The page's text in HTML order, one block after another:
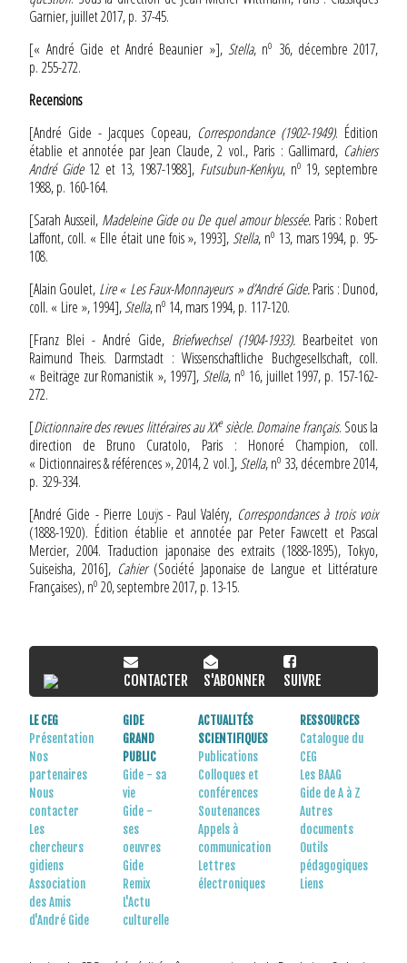
Garnier, juillet 2017, p. 37-45.
[« André Gide et André Beaunier »], Stella, no 36, décembre 2017,
p. 255-272.
Recensions
[André Gide - Jacques Copeau, Correspondance (1902-1949). Édition
établie et annotée par Jean Claude, 2 vol., Paris : Gallimard, Cahiers
André Gide 12 et 13, 1987-1988], Futsubun-Kenkyu, no19, septembre
1988, p. 160-164.
[Sarah Ausseil, Madeleine Gide ou De quel amour blessée.Paris : Robert
Laffont, coll. « Elle était une fois », 1993],Stella, no13, mars 1994, p. 95-
108.
[Alain Goulet, Lire « Les Faux-Monnayeurs » d’André Gide.Paris : Dunod,
coll. « Lire », 1994],Stella, no14, mars 1994, p. 117-120.
[Franz Blei - André Gide, Briefwechsel (1904-1933). Bearbeitet von
Raimund Theis. Darmstadt : Wissenschaftliche Buchgesellschaft, coll.
« Beiträge zur Romanistik », 1997],Stella, no16, juillet 1997, p. 157-162-
272.
[Dictionnaire des revues littéraires au XXesiècle. Domaine français. Sous la
direction de Bruno Curatolo, Paris : Honoré Champion, coll.
« Dictionnaires & références », 2014, 2 vol.],Stella, no33, décembre 2014,
p. 329-334.
[André Gide - Pierre Louÿs - Paul Valéry, Correspondances à trois voix
(1888-1920). Édition établie et annotée par Peter Fawcett et Pascal
Mercier, 2004. Traduction japonaise des extraits (1888-1895), Tokyo,
Suiseisha, 2016], Cahier(Société Japonaise de Langue et Littérature
Françaises), no20, septembre 2017, p. 13-15.
CONTACTER S'ABONNER SUIVRE
LE CEG
Présentation
Nos
partenaires
Nous
contacter
Les
chercheurs
gidiens
Association
des Amis
d'André Gide
GIDE
GRAND
PUBLIC
Gide - sa
vie
Gide -
ses
oeuvres
Gide
Remix
L'Actu
culturelle
ACTUALITÉS
SCIENTIFIQUES
Publications
Colloques et
conférences
Soutenances
Appels à
communication
Lettres
électroniques
RESSOURCES
Catalogue du
CEG
Les BAAG
Gide de A à Z
Autres
documents
Outils
pédagogiques
Liens